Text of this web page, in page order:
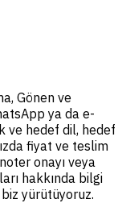
Gönen ve
ya da e-
ve hedef dil, hedef
fiyat ve teslim
onayı veya
hakkında bilgi
yürütüyoruz.